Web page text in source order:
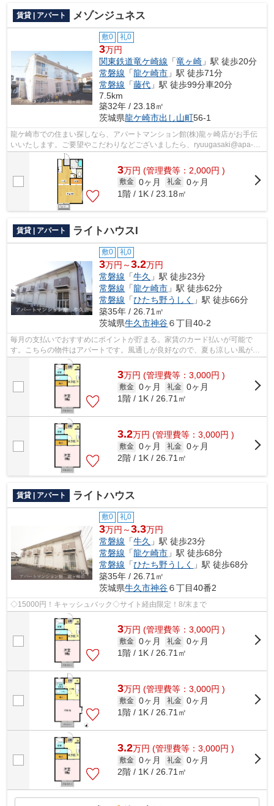
賃貸 | アパート メゾンジュネス
敷0 礼0
3万円
関東鉄道竜ケ崎線 「竜ヶ崎 」駅 徒歩20分
常磐線 「龍ケ崎市 」駅 徒歩71分
常磐線 「藤代 」駅 徒歩99分車20分
7.5km
築32年 / 23.18㎡
茨城県龍ケ崎市出し山町56-1
龍ケ崎市での住まい探しなら、アパートマンション館(株)龍ヶ崎店がお手伝
いいたします。ご要望やこだわりなどございましたら、ryuugasaki@apa-
to.co.jpにてお申し付け下さい。お部屋探...
3万円 (管理費等：2,000円 )
敷金 0ヶ月 礼金 0ヶ月
1階 / 1K / 23.18㎡
賃貸 | アパート ライトハウスI
敷0 礼0
3万円～3.2万円
常磐線 「牛久 」駅 徒歩23分
常磐線 「龍ケ崎市 」駅 徒歩62分
常磐線 「ひたち野うしく
」駅 徒歩66分
築35年 / 26.71㎡
茨城県牛久市神谷６丁目40-2
毎月の支払いでおすすめにポイントが貯まる。家賃のカード払いが可能で
す。こちらの物件はアパートです。風通しが良好なので、夏も涼しい風がは
いってきます。今から物件をお探しにな...
3万円 (管理費等：3,000円 )
敷金 0ヶ月 礼金 0ヶ月
1階 / 1K / 26.71㎡
3.2万円 (管理費等：3,000円 )
敷金 0ヶ月 礼金 0ヶ月
2階 / 1K / 26.71㎡
賃貸 | アパート ライトハウス
敷0 礼0
3万円～3.3万円
常磐線 「牛久 」駅 徒歩23分
常磐線 「龍ケ崎市 」駅 徒歩68分
常磐線 「ひたち野うしく
」駅 徒歩68分
築35年 / 26.71㎡
茨城県牛久市神谷６丁目40番2
◇15000円！キャッシュバック◇サイト経由限定！8/末まで
3万円 (管理費等：3,000円 )
敷金 0ヶ月 礼金 0ヶ月
1階 / 1K / 26.71㎡
3万円 (管理費等：3,000円 )
敷金 0ヶ月 礼金 0ヶ月
1階 / 1K / 26.71㎡
3.2万円 (管理費等：3,000円 )
敷金 0ヶ月 礼金 0ヶ月
2階 / 1K / 26.71㎡